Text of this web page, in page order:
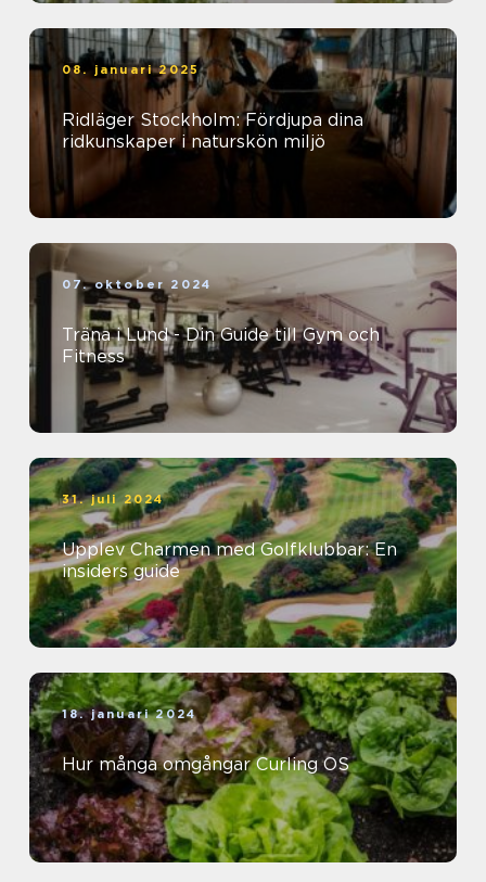
08. januari 2025
Ridläger Stockholm: Fördjupa dina
ridkunskaper i naturskön miljö
07. oktober 2024
Träna i Lund - Din Guide till Gym och
Fitness
31. juli 2024
Upplev Charmen med Golfklubbar: En
insiders guide
18. januari 2024
Hur många omgångar Curling OS